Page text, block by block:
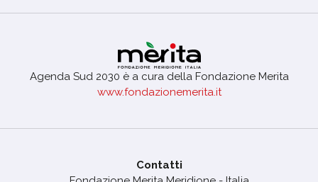
Agenda Sud 2030 è a cura della Fondazione Merita
www.fondazionemerita.it
Contatti